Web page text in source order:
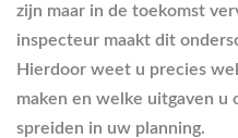
zijn maar in de toekomst
inspecteur maakt dit
Hierdoor weet u precies
maken en welke uitgaven u
spreiden in uw planning.